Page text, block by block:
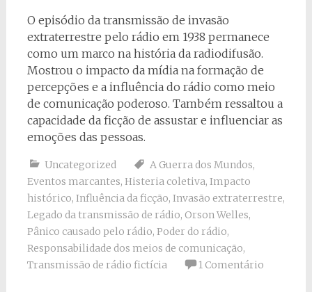
O episódio da transmissão de invasão
extraterrestre pelo rádio em 1938 permanece
como um marco na história da radiodifusão.
Mostrou o impacto da mídia na formação de
percepções e a influência do rádio como meio
de comunicação poderoso. Também ressaltou a
capacidade da ficção de assustar e influenciar as
emoções das pessoas.
Uncategorized A Guerra dos Mundos,
Eventos marcantes, Histeria coletiva, Impacto
histórico, Influência da ficção, Invasão extraterrestre,
Legado da transmissão de rádio, Orson Welles,
Pânico causado pelo rádio, Poder do rádio,
Responsabilidade dos meios de comunicação,
Transmissão de rádio fictícia
1 Comentário